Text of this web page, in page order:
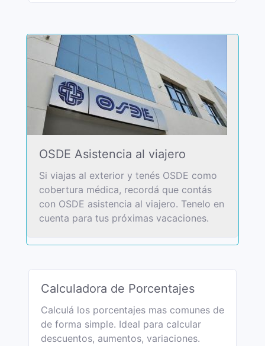
OSDE Asistencia al viajero
Si viajas al exterior y tenés OSDE como
cobertura médica, recordá que contás
con OSDE asistencia al viajero. Tenelo en
cuenta para tus próximas vacaciones.
Calculadora de Porcentajes
Calculá los porcentajes mas comunes de
de forma simple. Ideal para calcular
descuentos, aumentos, variaciones.